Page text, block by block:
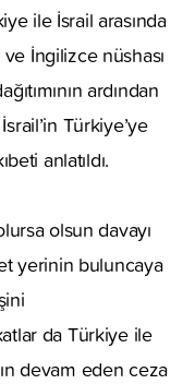
ile İsrail arasında
İngilizce nüshası
ardından
Türkiye’ye
anlatıldı.
olsun davayı
yerinin buluncaya
da Türkiye ile
devam eden ceza